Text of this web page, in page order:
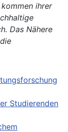
ihrer
Das Nähere
Studierenden